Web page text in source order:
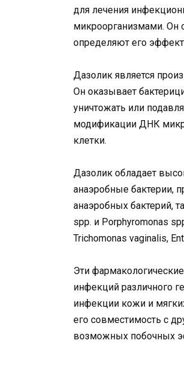
для лечения
микроорганизмами. Он
определяют его
Дазолик является
Он оказывает
уничтожать или
модификации ДНК
клетки.
Дазолик обладает
анаэробные бактерии,
анаэробных бактерий,
spp. и Porphyromonas
Trichomonas vaginalis,
Эти
инфекций различного
инфекции кожи и
его совместимость с
возможных побочных